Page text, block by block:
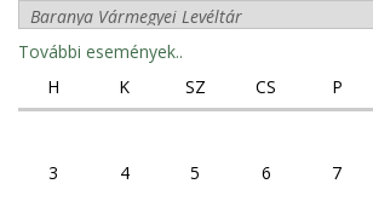
További események..
H
K SZ CS P
3
4 5 6 7